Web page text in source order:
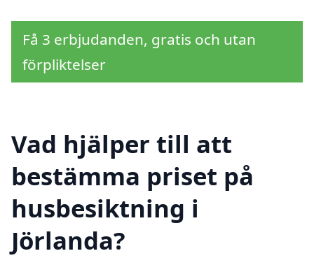
Få 3 erbjudanden, gratis och utan
förpliktelser
Vad hjälper till att
bestämma priset på
husbesiktning i
Jörlanda?